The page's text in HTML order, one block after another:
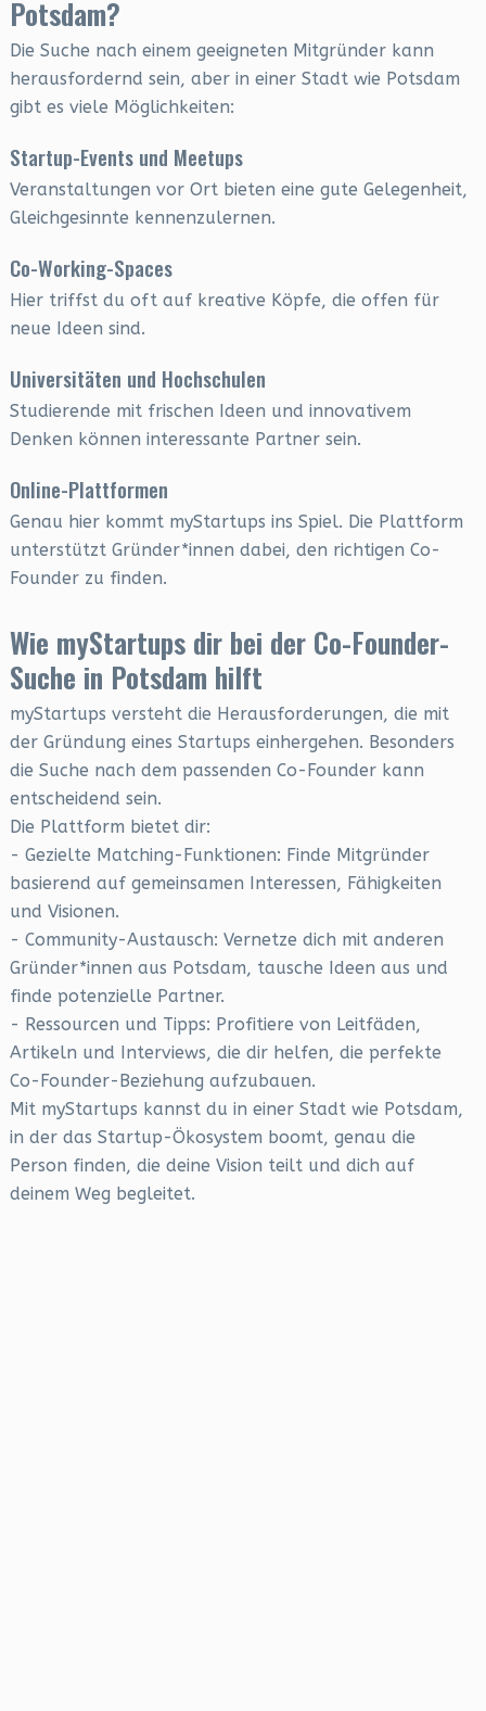
Potsdam?
Die Suche nach einem geeigneten Mitgründer kann
herausfordernd sein, aber in einer Stadt wie Potsdam
gibt es viele Möglichkeiten:
Startup-Events und Meetups
Veranstaltungen vor Ort bieten eine gute Gelegenheit,
Gleichgesinnte kennenzulernen.
Co-Working-Spaces
Hier triffst du oft auf kreative Köpfe, die offen für
neue Ideen sind.
Universitäten und Hochschulen
Studierende mit frischen Ideen und innovativem
Denken können interessante Partner sein.
Online-Plattformen
Genau hier kommt myStartups ins Spiel. Die Plattform
unterstützt Gründer*innen dabei, den richtigen Co-
Founder zu finden.
Wie myStartups dir bei der Co-Founder-
Suche in Potsdam hilft
myStartups versteht die Herausforderungen, die mit
der Gründung eines Startups einhergehen. Besonders
die Suche nach dem passenden Co-Founder kann
entscheidend sein.
Die Plattform bietet dir:
- Gezielte Matching-Funktionen: Finde Mitgründer
basierend auf gemeinsamen Interessen, Fähigkeiten
und Visionen.
- Community-Austausch: Vernetze dich mit anderen
Gründer*innen aus Potsdam, tausche Ideen aus und
finde potenzielle Partner.
- Ressourcen und Tipps: Profitiere von Leitfäden,
Artikeln und Interviews, die dir helfen, die perfekte
Co-Founder-Beziehung aufzubauen.
Mit myStartups kannst du in einer Stadt wie Potsdam,
in der das Startup-Ökosystem boomt, genau die
Person finden, die deine Vision teilt und dich auf
deinem Weg begleitet.